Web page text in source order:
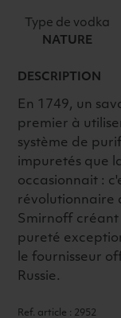
Type de vodka
NATURE
DESCRIPTION
En 1749, un
premier à
système de
impuretés que
occasionnait :
révolutionnaire
Smirnoff créant
pureté
le fournisseur
Russie.
Ref. article : 2952